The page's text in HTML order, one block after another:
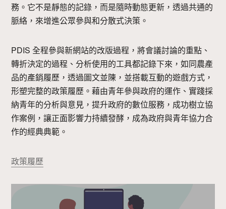
務。它不是靜態的記錄，而是隨時動態更新，透過共通的
脈絡，來增進公眾參與和分散式決策。
PDIS 全程參與新網站的改版過程，將會議討論的重點、
轉折決定的過程、分析使用的工具都記錄下來，如同農產
品的產銷履歷，透過圖文並陳，並搭載互動的遊戲方式，
形塑完整的政策履歷。藉由青年參與政府的運作、實踐採
納青年的分析與意見，提升政府的數位服務，成功樹立協
作案例，讓正面影響力持續發酵，成為政府與青年協力合
作的經典典範。
政策履歷